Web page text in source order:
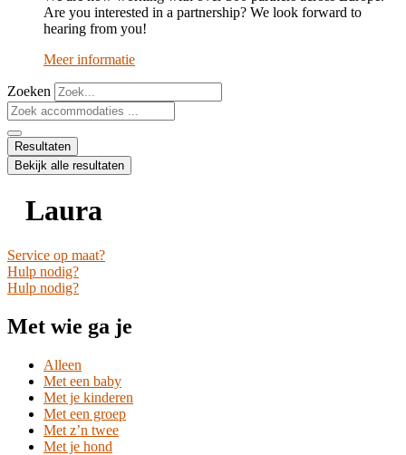
Are you interested in a partnership? We look forward to
hearing from you!
Meer informatie
Zoeken
Search
...
Resultaten
Bekijk alle resultaten
Laura
Service op maat?
Hulp nodig?
Hulp nodig?
Met wie ga je
Alleen
Met een baby
Met je kinderen
Met een groep
Met z’n twee
Met je hond